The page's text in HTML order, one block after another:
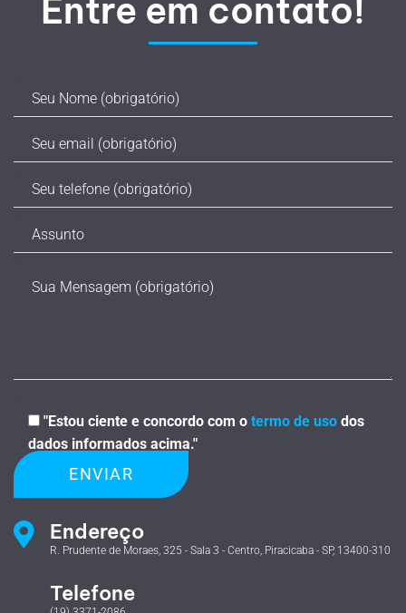
Entre em contato!
"Estou ciente e concordo com o termo de uso dos
dados informados acima."
Endereço
R. Prudente de Moraes, 325 - Sala 3 - Centro, Piracicaba - SP, 13400-310
Telefone